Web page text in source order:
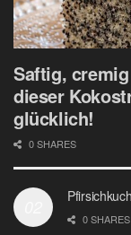
Saftig,
dieser
glücklich!
0 SHARES
0 SHARES